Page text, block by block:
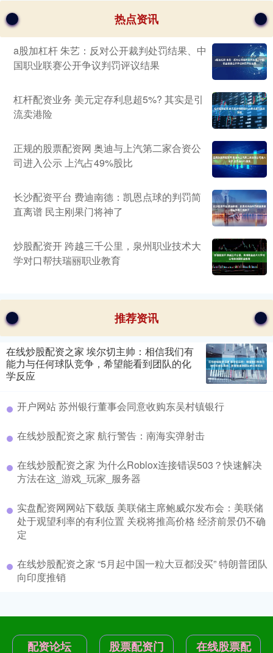
热点资讯
a股加杠杆 朱艺：反对公开裁判处罚结果、中
国职业联赛公开争议判罚评议结果
杠杆配资业务 美元定存利息超5%? 其实是引
流卖港险
正规的股票配资网 奥迪与上汽第二家合资公
司进入公示 上汽占49%股比
长沙配资平台 费迪南德：凯恩点球的判罚简
直离谱 民主刚果门将神了
炒股配资开 跨越三千公里，泉州职业技术大
学对口帮扶瑞丽职业教育
推荐资讯
在线炒股配资之家 埃尔切主帅：相信我们有
能力与任何球队竞争，希望能看到团队的化
学反应
开户网站 苏州银行董事会同意收购东吴村镇银行
在线炒股配资之家 航行警告：南海实弹射击
在线炒股配资之家 为什么Roblox连接错误503？快速解决
方法在这_游戏_玩家_服务器
实盘配资网网站下载版 美联储主席鲍威尔发布会：美联储
处于观望利率的有利位置 关税将推高价格 经济前景仍不确
定
在线炒股配资之家 “5月起中国一粒大豆都没买” 特朗普团队
向印度推销
配资论坛 股票配资门 在线股票配